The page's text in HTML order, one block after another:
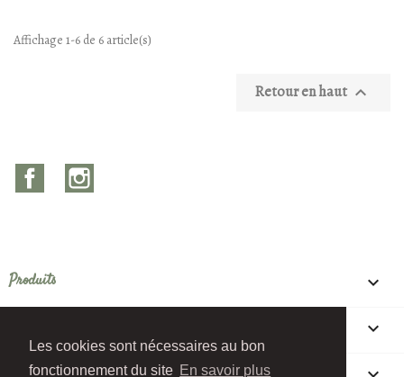
Les cookies sont nécessaires au bon
fonctionnement du site En savoir plus
Affichage 1-6 de 6 article(s)
Retour en haut 
Facebook
Produits 
